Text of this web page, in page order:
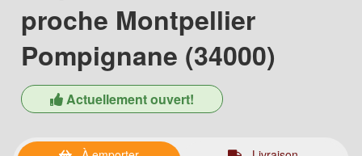
proche Montpellier
Pompignane (34000)
Actuellement ouvert!